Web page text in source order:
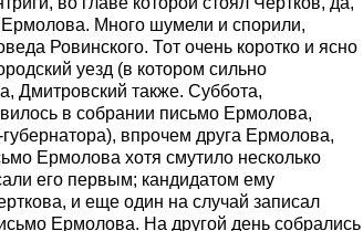
Много шумели и спорили,
Ровинского. Тот очень коротко и ясно
уезд (в котором сильно
Дмитровский также. Суббота,
в собрании письмо Ермолова,
впрочем друга Ермолова,
Ермолова хотя смутило несколько
его первым; кандидатом ему
и еще один на случай записал
Ермолова. На другой день собрались